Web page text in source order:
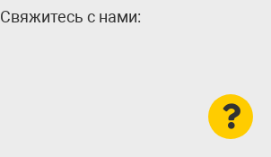
Cвяжитесь с нами: